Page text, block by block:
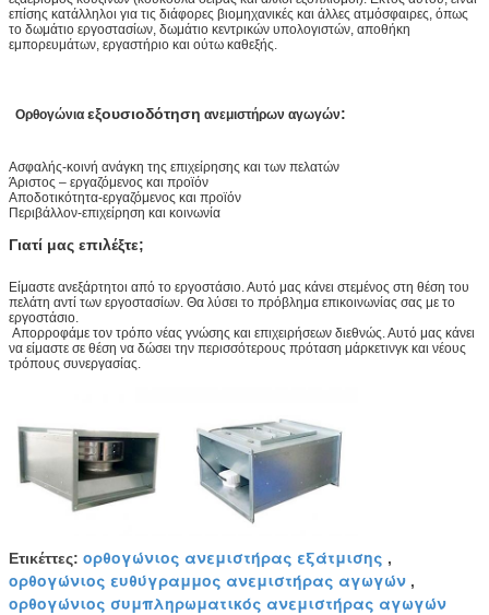
επίσης κατάλληλοι για τις διάφορες βιομηχανικές και άλλες ατμόσφαιρες, όπως
το δωμάτιο εργοστασίων, δωμάτιο κεντρικών υπολογιστών, αποθήκη
εμπορευμάτων, εργαστήριο και ούτω καθεξής.
Ορθογώνια εξουσιοδότηση ανεμιστήρων αγωγών:
Ασφαλής-κοινή ανάγκη της επιχείρησης και των πελατών
Άριστος – εργαζόμενος και προϊόν
Αποδοτικότητα-εργαζόμενος και προϊόν
Περιβάλλον-επιχείρηση και κοινωνία
Γιατί μας επιλέξτε;
Είμαστε ανεξάρτητοι από το εργοστάσιο. Αυτό μας κάνει στεμένος στη θέση του
πελάτη αντί των εργοστασίων. Θα λύσει το πρόβλημα επικοινωνίας σας με το
εργοστάσιο.
Απορροφάμε τον τρόπο νέας γνώσης και επιχειρήσεων διεθνώς. Αυτό μας κάνει
να είμαστε σε θέση να δώσει την περισσότερους πρόταση μάρκετινγκ και νέους
τρόπους συνεργασίας.
Ετικέττες: ορθογώνιος ανεμιστήρας εξάτμισης ,
ορθογώνιος ευθύγραμμος ανεμιστήρας αγωγών ,
ορθογώνιος συμπληρωματικός ανεμιστήρας αγωγών